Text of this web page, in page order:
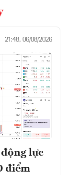
21:48, 06/08/2026
lực
điểm